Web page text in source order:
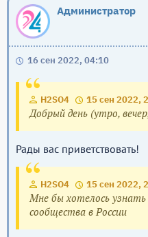
Администратор
16 сен 2022, 04:10
H2SO4 15 сен 2022,
Добрый день (утро,
Рады вас приветствовать!
H2SO4 15 сен 2022,
Мне бы хотелось
сообщества в России